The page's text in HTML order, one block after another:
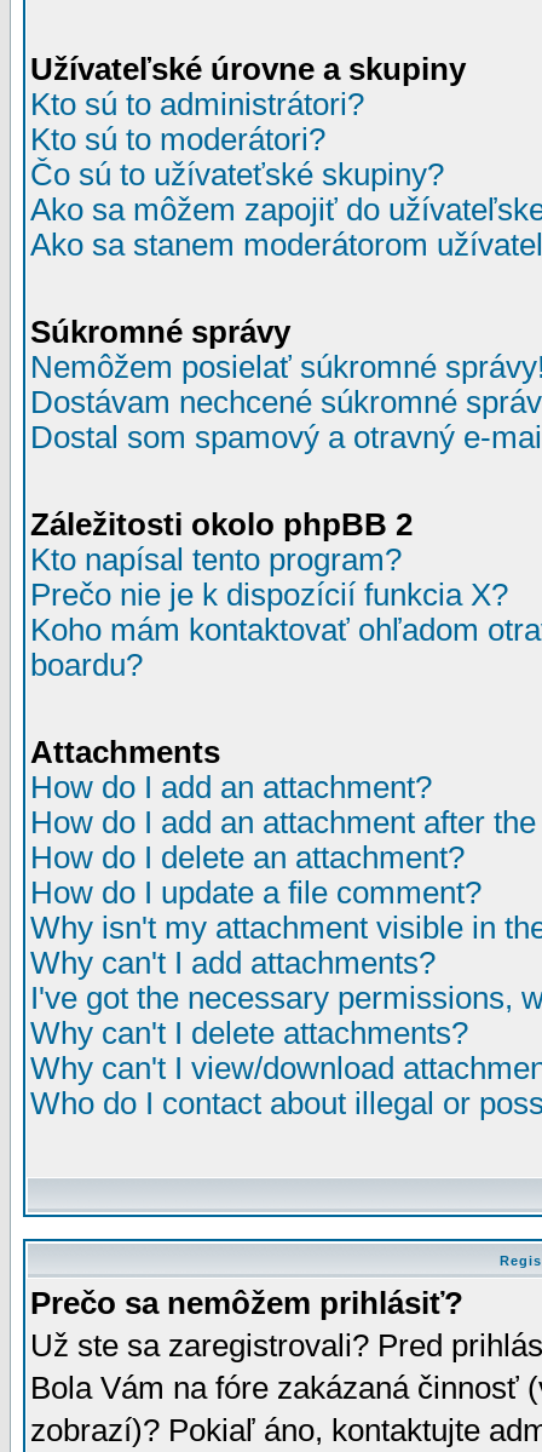
Užívateľské úrovne a skupiny
Kto sú to administrátori?
Kto sú to moderátori?
Čo sú to užívateťské skupiny?
Ako sa môžem zapojiť do
Ako sa stanem moderátorom
Súkromné správy
Nemôžem posielať súkromné
Dostávam nechcené súkromné
Dostal som spamový a otravný e-
Záležitosti okolo phpBB 2
Kto napísal tento program?
Prečo nie je k dispozícií funkcia X?
Koho mám kontaktovať ohľadom
boardu?
Attachments
How do I add an attachment?
How do I add an attachment after
How do I delete an attachment?
How do I update a file comment?
Why isn't my attachment visible in
Why can't I add attachments?
I've got the necessary permissions,
Why can't I delete attachments?
Why can't I view/download
Who do I contact about illegal or
Prečo sa nemôžem prihlásiť?
Už ste sa zaregistrovali? Pred
Bola Vám na fóre zakázaná činnosť
zobrazí)? Pokiaľ áno, kontaktujte